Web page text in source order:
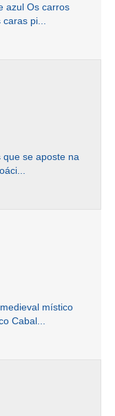
azul Os carros
pi...
que se aposte na
místico
Cabal...